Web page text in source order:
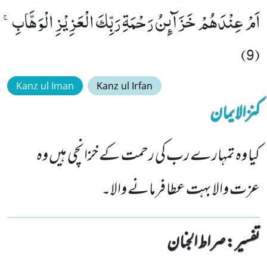
اَمْ عِنْدَهُمْ خَزَآىٕنُ رَحْمَةِ رَبِّكَ الْعَزِیْزِ الْوَهَّابِۚ
(9)
Kanz ul Iman Kanz ul Irfan
کنزالایمان
کیا وہ تمہارے رب کی رحمت کے خزانچی ہیں وہ
عزت والا بہت عطا فرمانے والا۔
تفسیر : ‎صراط الجنان